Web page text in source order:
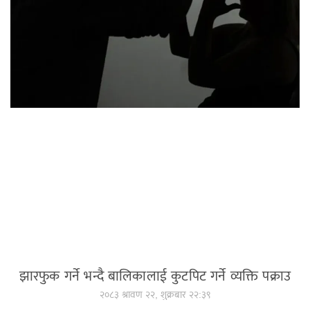
झारफुक गर्ने भन्दै बालिकालाई कुटपिट गर्ने व्यक्ति पक्राउ
२०८३ श्रावण २२, शुक्रबार २२:३९